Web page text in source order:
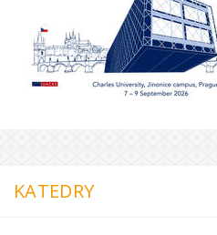
KATEDRY